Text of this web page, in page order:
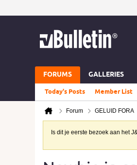
FORUMS GALLERIES
Today's Posts Member List
Forum GELUID FORA
Is dit je eerste bezoek aan het